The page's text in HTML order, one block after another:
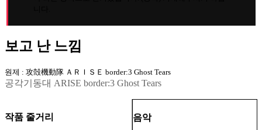
보고 난 느낌
원제 : 攻殻機動隊 ＡＲＩＳＥ border:3 Ghost Tears
공각기동대 ARISE border:3 Ghost Tears
작품 줄거리 음악